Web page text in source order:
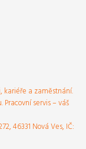
kariéře a zaměstnání.
servis – váš
46331 Nová Ves, IČ: